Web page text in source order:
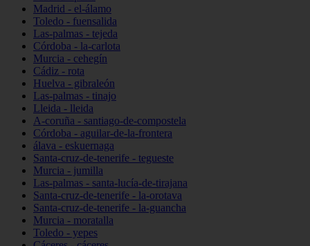
Madrid - el-álamo
Toledo - fuensalida
Las-palmas - tejeda
Córdoba - la-carlota
Murcia - cehegín
Cádiz - rota
Huelva - gibraleón
Las-palmas - tinajo
Lleida - lleida
A-coruña - santiago-de-compostela
Córdoba - aguilar-de-la-frontera
álava - eskuernaga
Santa-cruz-de-tenerife - tegueste
Murcia - jumilla
Las-palmas - santa-lucía-de-tirajana
Santa-cruz-de-tenerife - la-orotava
Santa-cruz-de-tenerife - la-guancha
Murcia - moratalla
Toledo - yepes